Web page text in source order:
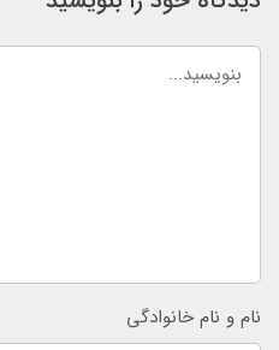
نام و نام خانوادگی